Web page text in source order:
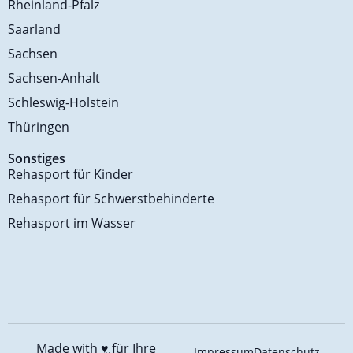
Rheinland-Pfalz
Saarland
Sachsen
Sachsen-Anhalt
Schleswig-Holstein
Thüringen
Sonstiges
Rehasport für Kinder
Rehasport für Schwerstbehinderte
Rehasport im Wasser
Made with ♥️für Ihre